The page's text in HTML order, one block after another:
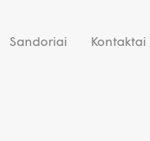
Sandoriai Kontaktai